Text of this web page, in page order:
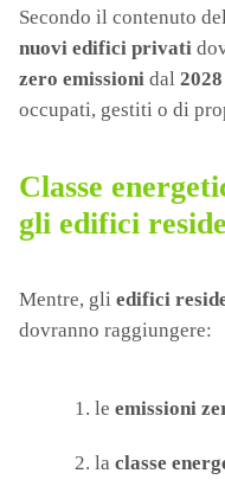
Secondo il contenuto
nuovi edifici privati
zero emissioni dal 2028
occupati, gestiti o di
Classe
gli edifici
Mentre, gli edifici
dovranno raggiungere:
le emissioni
la classe